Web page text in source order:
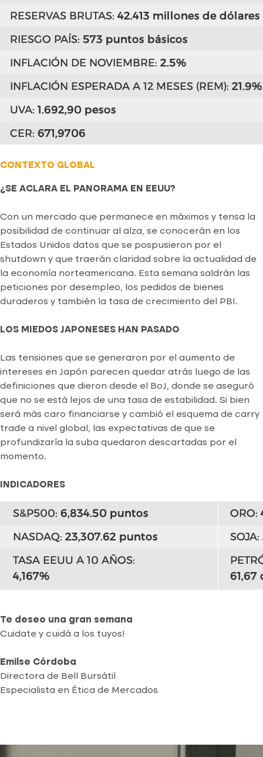
CONTEXTO GLOBAL
¿SE ACLARA EL PANORAMA EN EEUU?
Con un mercado que permanece en máximos y tensa la
posibilidad de continuar al alza, se conocerán en los
Estados Unidos datos que se pospusieron por el
shutdown y que traerán claridad sobre la actualidad de
la economía norteamericana. Esta semana saldrán las
peticiones por desempleo, los pedidos de bienes
duraderos y también la tasa de crecimiento del PBI.
LOS MIEDOS JAPONESES HAN PASADO
Las tensiones que se generaron por el aumento de
intereses en Japón parecen quedar atrás luego de las
definiciones que dieron desde el BoJ, donde se aseguró
que no se está lejos de una tasa de estabilidad. Si bien
será más caro financiarse y cambió el esquema de carry
trade a nivel global, las expectativas de que se
profundizaría la suba quedaron descartadas por el
momento.
INDICADORES
Te deseo una gran semana
Cuidate y cuidá a los tuyos!
Emilse Córdoba
Directora de Bell Bursátil
Especialista en Ética de Mercados